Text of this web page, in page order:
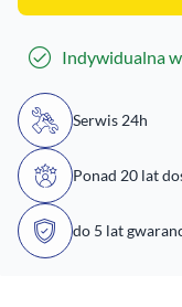
Indywidualna
Serwis 24h
Ponad 20 lat
do 5 lat